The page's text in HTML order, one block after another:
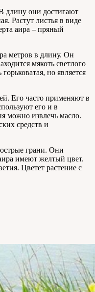
длину они достигают
Растут листья в виде
аира – пряный
метров в длину. Он
мякоть светлого
но является
Его часто применяют в
его и в
можно извлечь масло.
средств и
грани. Они
имеют желтый цвет.
Цветет растение с